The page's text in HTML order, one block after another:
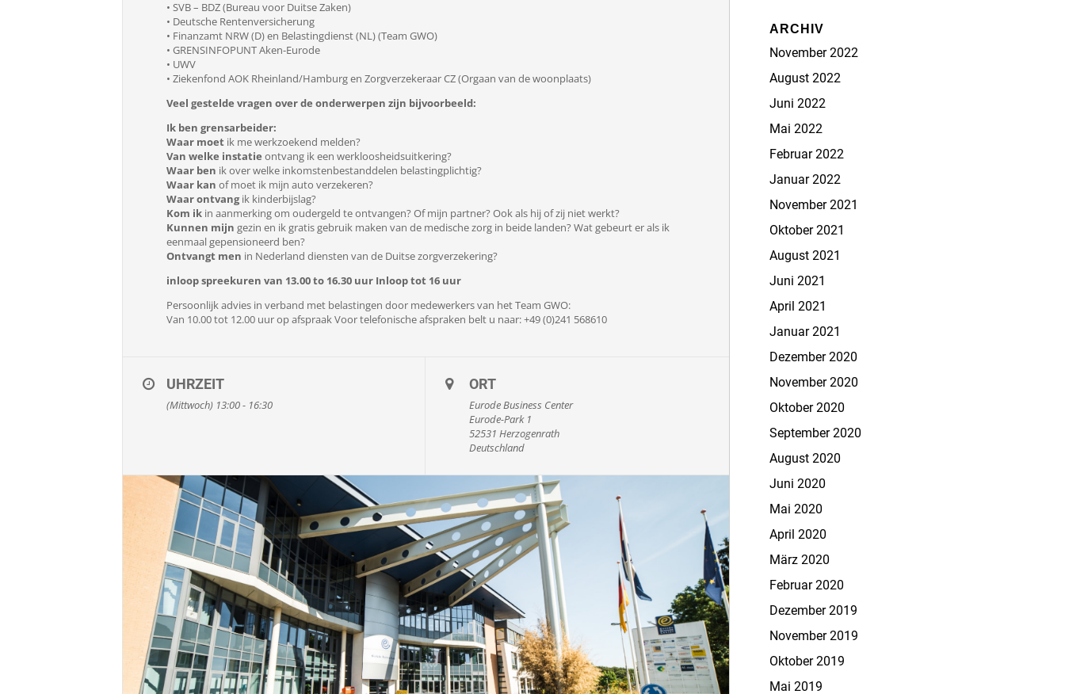
• SVB – BDZ (Bureau voor Duitse Zaken)
• Deutsche Rentenversicherung
• Finanzamt NRW (D) en Belastingdienst (NL) (Team GWO)
• GRENSINFOPUNT Aken-Eurode
• UWV
• Ziekenfond AOK Rheinland/Hamburg en Zorgverzekeraar CZ (Orgaan van de woonplaats)
Veel gestelde vragen over de onderwerpen zijn bijvoorbeeld:
Ik ben grensarbeider:
Waar moet ik me werkzoekend melden?
Van welke instatie ontvang ik een werkloosheidsuitkering?
Waar ben ik over welke inkomstenbestanddelen belastingplichtig?
Waar kan of moet ik mijn auto verzekeren?
Waar ontvangik kinderbijslag?
Kom ik in aanmerking om oudergeld te ontvangen? Of mijn partner? Ook als hij of zij niet werkt?
Kunnen mijn gezin en ik gratis gebruik maken van de medische zorg in beide landen? Wat gebeurt er als ik
eenmaal gepensioneerd ben?
Ontvangt men in Nederland diensten van de Duitse zorgverzekering?
inloop spreekuren van 13.00 to 16.30 uur Inloop tot 16 uur
Persoonlijk advies in verband met belastingen door medewerkers van het Team GWO:
Van 10.00 tot 12.00 uur op afspraak Voor telefonische afspraken belt u naar: +49 (0)241 568610
UHRZEIT
(Mittwoch) 13:00 - 16:30
ORT
Eurode Business Center
Eurode-Park 1
52531 Herzogenrath
Deutschland
ARCHIV
November 2022
August 2022
Juni 2022
Mai 2022
Februar 2022
Januar 2022
November 2021
Oktober 2021
August 2021
Juni 2021
April 2021
Januar 2021
Dezember 2020
November 2020
Oktober 2020
September 2020
August 2020
Juni 2020
Mai 2020
April 2020
März 2020
Februar 2020
Dezember 2019
November 2019
Oktober 2019
Mai 2019